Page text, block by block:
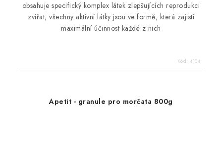
obsahuje specifický komplex látek zlepšujících reprodukci
zvířat, všechny aktivní látky jsou ve formě, která zajistí
maximální účinnost každé z nich
Kód: 4104
Apetit - granule pro morčata 800g